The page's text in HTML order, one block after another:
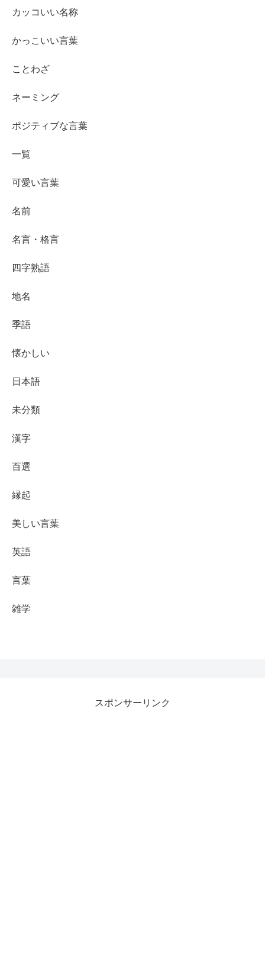
カッコいい名称
かっこいい言葉
ことわざ
ネーミング
ポジティブな言葉
一覧
可愛い言葉
名前
名言・格言
四字熟語
地名
季語
懐かしい
日本語
未分類
漢字
百選
縁起
美しい言葉
英語
言葉
雑学
スポンサーリンク